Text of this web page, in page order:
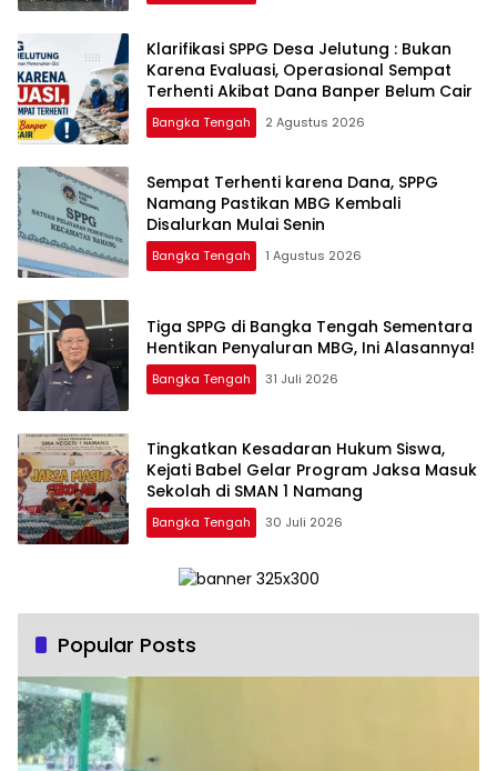
‎Klarifikasi SPPG Desa Jelutung : Bukan
Karena Evaluasi, Operasional Sempat
Terhenti Akibat Dana Banper Belum Cair
Bangka Tengah 2 Agustus 2026
‎Sempat Terhenti karena Dana, SPPG
Namang Pastikan MBG Kembali
Disalurkan Mulai Senin
Bangka Tengah 1 Agustus 2026
‎Tiga SPPG di Bangka Tengah Sementara
Bangka Tengah 31 Juli 2026
Tingkatkan Kesadaran Hukum Siswa,
Kejati Babel Gelar Program Jaksa Masuk
Sekolah di SMAN 1 Namang
Bangka Tengah 30 Juli 2026
Popular Posts